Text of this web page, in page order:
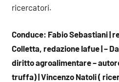
ricercatori.
Conduce: Fabio Sebastiani |
Colletta, redazione Iafue | –
diritto agroalimentare –
truffa)|Vincenzo Natoli (